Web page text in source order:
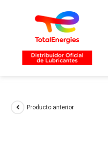
Producto anterior